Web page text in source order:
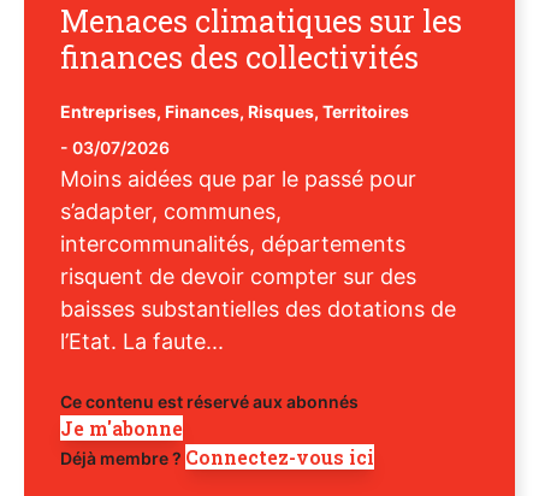
Menaces climatiques sur les
finances des collectivités
Entreprises, Finances, Risques, Territoires
- 03/07/2026
Moins aidées que par le passé pour
s’adapter, communes,
intercommunalités, départements
risquent de devoir compter sur des
baisses substantielles des dotations de
l’Etat. La faute...
Ce contenu est réservé aux abonnés
Je m'abonne
Déjà membre ? Connectez-vous ici